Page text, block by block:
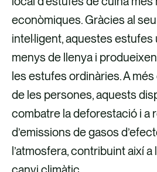
econòmiques. Gràcies al
intel·ligent, aquestes
menys de llenya i
les estufes ordinàries. A
de les persones, aquests
combatre la deforestació i a
d’emissions de gasos
l’atmosfera, contribuint així